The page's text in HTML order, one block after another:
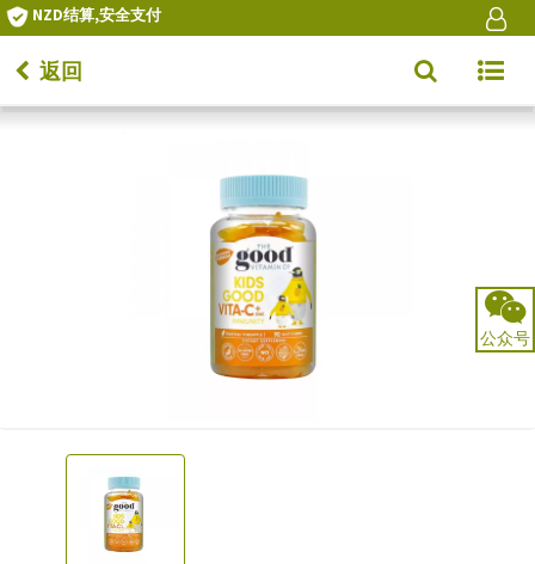
NZD结算,安全支付
Toggle
返回
公众号